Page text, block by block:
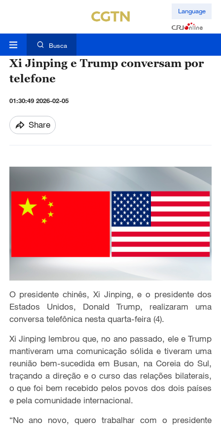
Language
Busca
Xi Jinping e Trump conversam por
telefone
01:30:49 2026-02-05
Share
O presidente chinês, Xi Jinping, e o presidente dos
Estados Unidos, Donald Trump, realizaram uma
conversa telefônica nesta quarta-feira (4).
Xi Jinping lembrou que, no ano passado, ele e Trump
mantiveram uma comunicação sólida e tiveram uma
reunião bem-sucedida em Busan, na Coreia do Sul,
traçando a direção e o curso das relações bilaterais,
o que foi bem recebido pelos povos dos dois países
e pela comunidade internacional.
“No ano novo, quero trabalhar com o presidente